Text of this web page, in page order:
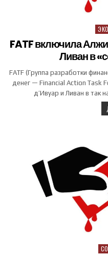
FATF включила
Ливан в
FATF (Группа разработки
денег — Financial Action Task
д’Ивуар и Ливан в так